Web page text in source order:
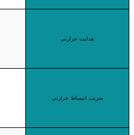
هدایت حرارتی
ضریب انبساط حرارتی